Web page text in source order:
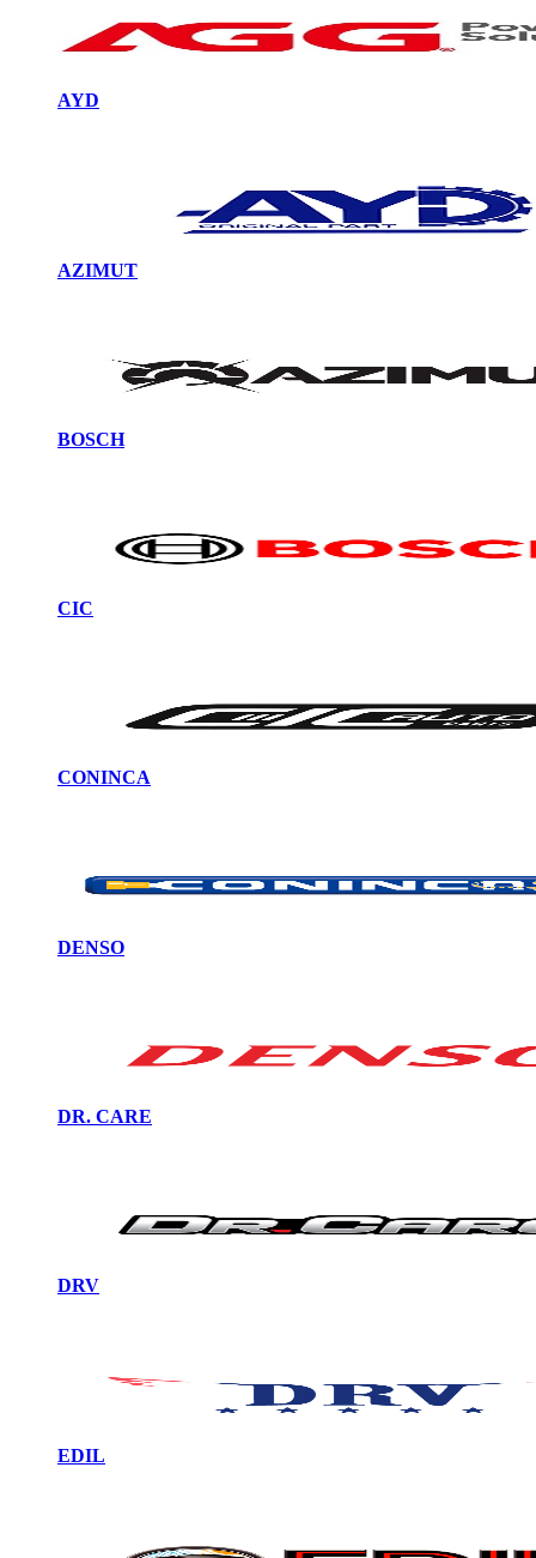
AYD
AZIMUT
BOSCH
CIC
CONINCA
DENSO
DR. CARE
DRV
EDIL